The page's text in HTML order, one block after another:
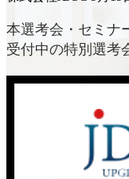
本選考会・セミナ
受付中の特別選考